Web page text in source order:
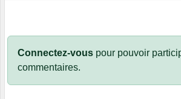
Connectez-vous pour pouvoir
commentaires.